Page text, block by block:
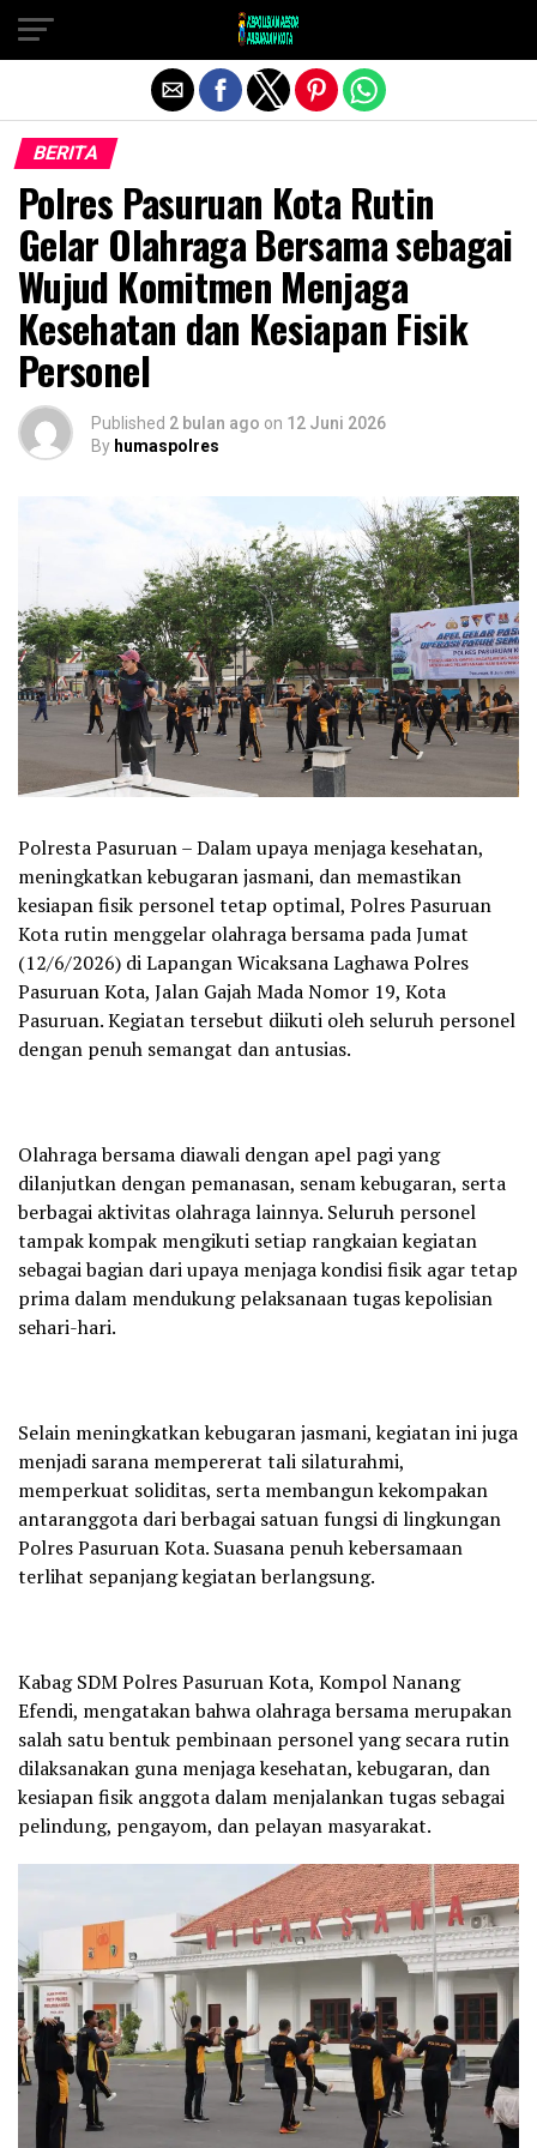
BERITA
Polres Pasuruan Kota Rutin
Gelar Olahraga Bersama sebagai
Wujud Komitmen Menjaga
Kesehatan dan Kesiapan Fisik
Personel
Published 2 bulan ago on 12 Juni 2026
By humaspolres
Polresta Pasuruan – Dalam upaya menjaga kesehatan,
meningkatkan kebugaran jasmani, dan memastikan
kesiapan fisik personel tetap optimal, Polres Pasuruan
Kota rutin menggelar olahraga bersama pada Jumat
(12/6/2026) di Lapangan Wicaksana Laghawa Polres
Pasuruan Kota, Jalan Gajah Mada Nomor 19, Kota
Pasuruan. Kegiatan tersebut diikuti oleh seluruh personel
dengan penuh semangat dan antusias.
Olahraga bersama diawali dengan apel pagi yang
dilanjutkan dengan pemanasan, senam kebugaran, serta
berbagai aktivitas olahraga lainnya. Seluruh personel
tampak kompak mengikuti setiap rangkaian kegiatan
sebagai bagian dari upaya menjaga kondisi fisik agar tetap
prima dalam mendukung pelaksanaan tugas kepolisian
sehari-hari.
Selain meningkatkan kebugaran jasmani, kegiatan ini juga
menjadi sarana mempererat tali silaturahmi,
memperkuat soliditas, serta membangun kekompakan
antaranggota dari berbagai satuan fungsi di lingkungan
Polres Pasuruan Kota. Suasana penuh kebersamaan
terlihat sepanjang kegiatan berlangsung.
Kabag SDM Polres Pasuruan Kota, Kompol Nanang
Efendi, mengatakan bahwa olahraga bersama merupakan
salah satu bentuk pembinaan personel yang secara rutin
dilaksanakan guna menjaga kesehatan, kebugaran, dan
kesiapan fisik anggota dalam menjalankan tugas sebagai
pelindung, pengayom, dan pelayan masyarakat.
Exit mobile version